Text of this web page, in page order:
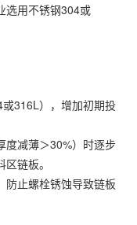
选用不锈钢304或
316L），增加初期投
度减薄＞30%）时逐步
链板。
防止螺栓锈蚀导致链板